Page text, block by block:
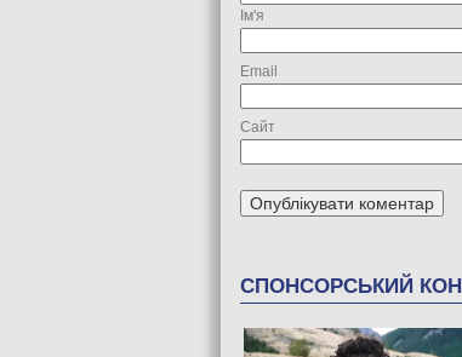
Ім'я
Email
Сайт